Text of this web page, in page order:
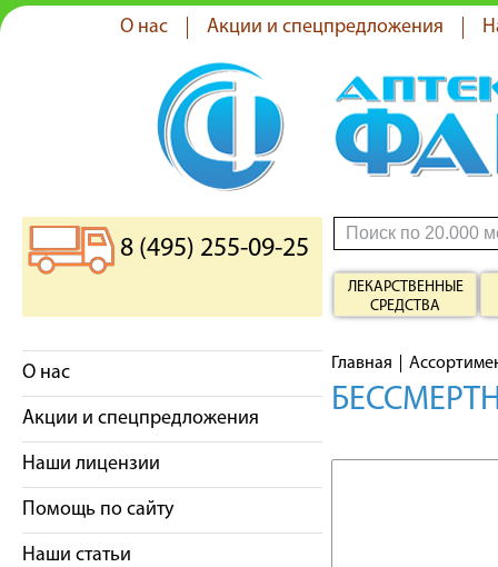
О нас Акции и спецпредложения
8 (495) 255-09-25
ЛЕКАРСТВЕННЫЕ
СРЕДСТВА
О нас
Акции и спецпредложения
Наши лицензии
Помощь по сайту
Наши статьи
Главная